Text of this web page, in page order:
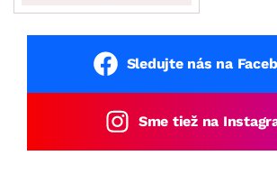
Sledujte nás na
Sme tiež na